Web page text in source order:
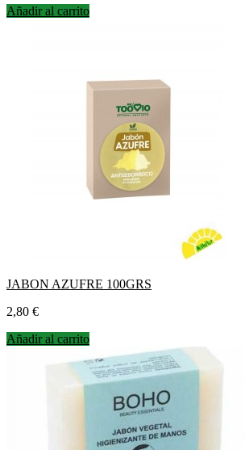
Añadir al carrito
JABON AZUFRE 100GRS
Precio
2,80 €
Añadir al carrito